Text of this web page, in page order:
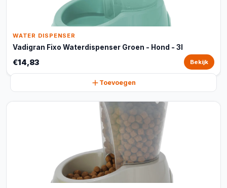
WATER DISPENSER
Vadigran Fixo Waterdispenser Groen - Hond - 3l
€14,83 Bekijk
Toevoegen